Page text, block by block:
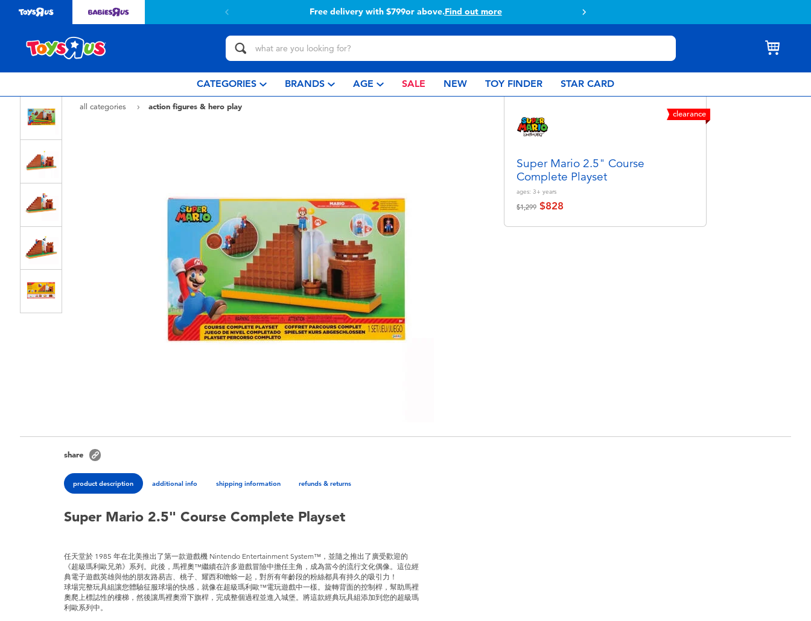
Free delivery with $799or above.Find out more
CATEGORIES BRANDS AGE SALE NEW TOY FINDER STAR CARD
all categories
action figures & hero play
clearance
Super Mario 2.5" Course
Complete Playset
ages: 3+ years
Price reduced from
$1,299to$828
share
product description additional info shipping information refunds & returns
Super Mario 2.5" Course Complete Playset
任天堂於 1985 年在北美推出了第一款遊戲機 Nintendo Entertainment System™，並隨之推出了廣受歡迎的
《超級瑪利歐兄弟》系列。此後，馬裡奧™繼續在許多遊戲冒險中擔任主角，成為當今的流行文化偶像。這位經
典電子遊戲英雄與他的朋友路易吉、桃子、耀西和蟾蜍一起，對所有年齡段的粉絲都具有持久的吸引力！
球場完整玩具組讓您體驗征服球場的快感，就像在超級瑪利歐™電玩遊戲中一樣。旋轉背面的控制桿，幫助馬裡
奧爬上標誌性的樓梯，然後讓馬裡奧滑下旗桿，完成整個過程並進入城堡。將這款經典玩具組添加到您的超級瑪
利歐系列中。